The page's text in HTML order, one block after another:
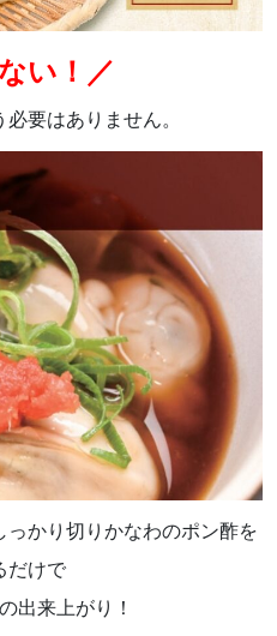
い！／
要はありません。
かり切りかなわのポン酢を
だけで
出来上がり！